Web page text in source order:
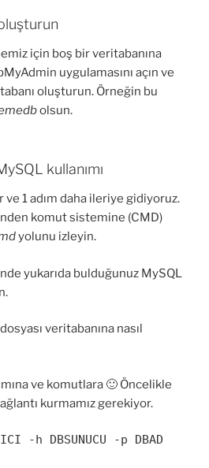
için boş bir veritabanına
uygulamasını açın ve
oluşturun. Örneğin bu
olsun.
kullanımı
ve 1 adım daha ileriye gidiyoruz.
komut sistemine (CMD)
yolunu izleyin.
yukarıda bulduğunuz MySQL
ve komutlara 🙂 Öncelikle
kurmamız gerekiyor.
-h DBSUNUCU -p DBAD